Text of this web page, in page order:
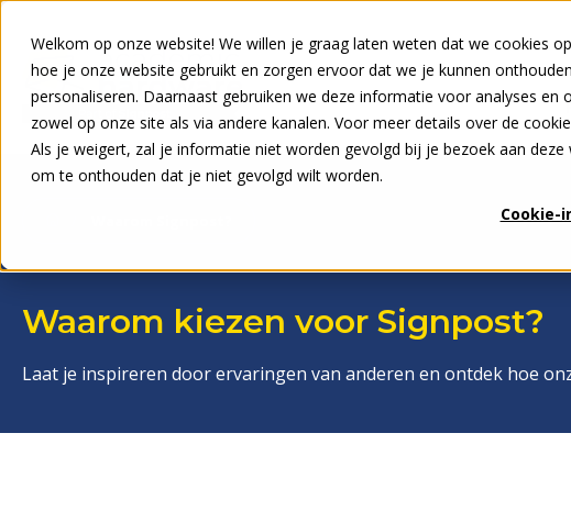
Welkom op onze website! We willen je graag laten weten dat we cookies
hoe je onze website gebruikt en zorgen ervoor dat we je kunnen
personaliseren. Daarnaast gebruiken we deze informatie voor analyses
zowel op onze site als via andere kanalen. Voor meer details over de
Als je weigert, zal je informatie niet worden gevolgd bij je bezoek aan
om te onthouden dat je niet gevolgd wilt worden.
Cookie-
Waarom kiezen voor Signpost?
Laat je inspireren door ervaringen van anderen en ontdek hoe